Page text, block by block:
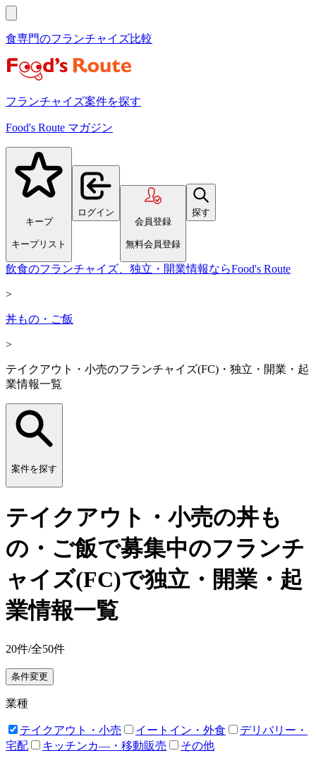
食専門のフランチャイズ比較
フランチャイズ案件を探す
Food's Route マガジン
キープ
キープリスト
ログイン
会員登録
無料会員登録
探す
飲食のフランチャイズ、独立・開業情報ならFood's Route
>
丼もの・ご飯
>
テイクアウト・小売のフランチャイズ(FC)・独立・開業・起
業情報一覧
案件を探す
テイクアウト・小売の丼も
の・ご飯で募集中のフランチ
ャイズ(FC)で独立・開業・起
業情報一覧
20件/全50件
条件変更
業種
テイクアウト・小売 イートイン・外食
デリバリー・
宅配
キッチンカ―・移動販売 その他